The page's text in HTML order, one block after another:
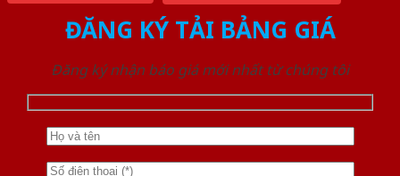
ĐĂNG KÝ TẢI BẢNG GIÁ
Đăng ký nhận báo giá mới nhất từ chúng tôi